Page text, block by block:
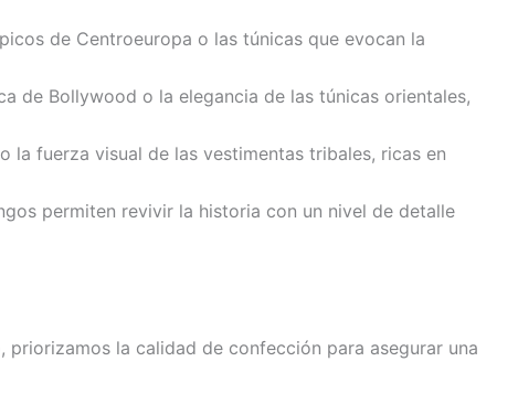
de Centroeuropa o las túnicas que evocan la
de Bollywood o la elegancia de las túnicas orientales,
la fuerza visual de las vestimentas tribales, ricas en
permiten revivir la historia con un nivel de detalle
la calidad de confección para asegurar una